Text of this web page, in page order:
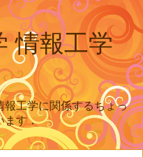
情報工学
報工学に関係するちょっ
ます．